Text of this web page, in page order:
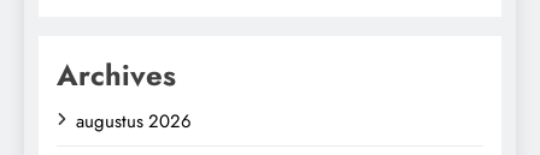
Archives
augustus 2026